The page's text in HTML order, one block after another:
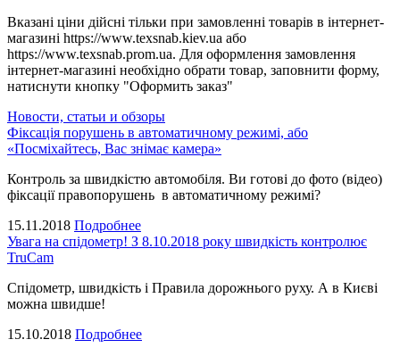
Вказані ціни дійсні тільки при замовленні товарів в інтернет-
магазині https://www.texsnab.kiev.ua або
https://www.texsnab.prom.ua. Для оформлення замовлення
інтернет-магазині необхідно обрати товар, заповнити форму,
натиснути кнопку "Оформить заказ"
Новости, статьи и обзоры
Фіксація порушень в автоматичному режимі, або
«Посміхайтесь, Вас знімає камера»
Контроль за швидкістю автомобіля. Ви готові до фото (відео)
фіксації правопорушень в автоматичному режимі?
15.11.2018 Подробнее
Увага на спідометр! З 8.10.2018 року швидкість контролює
TruCam
Спідометр, швидкість і Правила дорожнього руху. А в Києві
можна швидше!
15.10.2018 Подробнее